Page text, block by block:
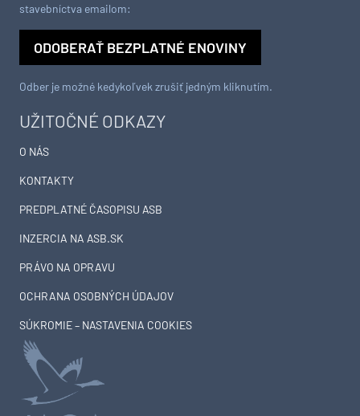
UŽITOČNÉ ODKAZY
O NÁS
KONTAKTY
PREDPLATNÉ ČASOPISU ASB
INZERCIA NA ASB.SK
PRÁVO NA OPRAVU
OCHRANA OSOBNÝCH ÚDAJOV
SÚKROMIE – NASTAVENIA COOKIES
stavebníctva emailom:
ODOBERAŤ BEZPLATNÉ ENOVINY
Odber je možné kedykoľvek zrušiť jedným kliknutím.